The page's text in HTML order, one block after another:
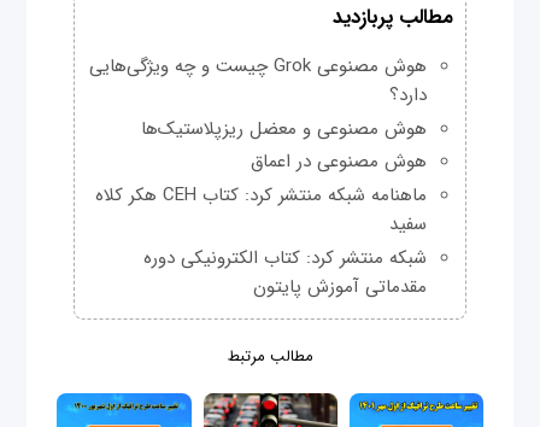
مطالب پربازدید
هوش مصنوعی Grok چیست و چه ویژگی‌هایی
دارد؟
هوش مصنوعی و معضل ریزپلاستیک‌ها
هوش مصنوعی در اعماق
ماهنامه شبکه منتشر کرد: کتاب CEH هکر کلاه
سفید
شبکه منتشر کرد: کتاب الکترونیکی دوره
مقدماتی آموزش پایتون
مطالب مرتبط